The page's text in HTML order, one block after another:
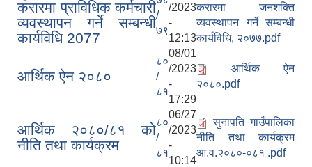
करारमा प्राविधिक कर्मचारी
व्यवस्थापन गर्ने सम्बन्धी
कार्यविधि 2077
/
७९
/2023
-
12:13
करारमा जनशक्ति
व्यवस्थापन गर्ने सम्बन्धी
कार्यविधि, २०७७.pdf
आर्थिक ऐन २०८०
८०
/
८१
08/01
/2023
-
17:29
आर्थिक ऐन
२०८०.pdf
आर्थिक २०८०/८१ को
नीति तथा कार्यक्रम
८०
/
८१
06/27
/2023
-
10:14
सुनापति गाउँपालिका
नीति तथा कार्यक्रम
आ.व.२०८०-०८१ .pdf